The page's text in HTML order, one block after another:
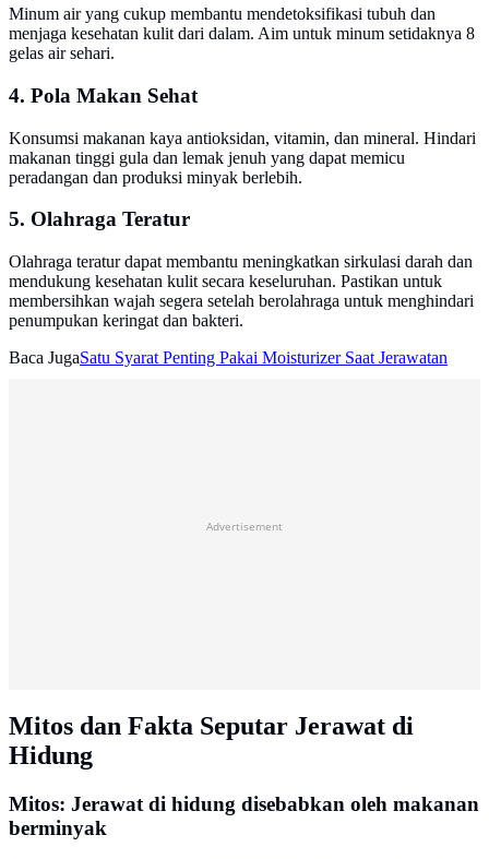
Minum air yang cukup membantu mendetoksifikasi tubuh dan
menjaga kesehatan kulit dari dalam. Aim untuk minum setidaknya 8
gelas air sehari.
4. Pola Makan Sehat
Konsumsi makanan kaya antioksidan, vitamin, dan mineral. Hindari
makanan tinggi gula dan lemak jenuh yang dapat memicu
peradangan dan produksi minyak berlebih.
5. Olahraga Teratur
Olahraga teratur dapat membantu meningkatkan sirkulasi darah dan
mendukung kesehatan kulit secara keseluruhan. Pastikan untuk
membersihkan wajah segera setelah berolahraga untuk menghindari
penumpukan keringat dan bakteri.
Baca JugaSatu Syarat Penting Pakai Moisturizer Saat Jerawatan
Advertisement
Mitos dan Fakta Seputar Jerawat di
Hidung
Mitos: Jerawat di hidung disebabkan oleh makanan
berminyak